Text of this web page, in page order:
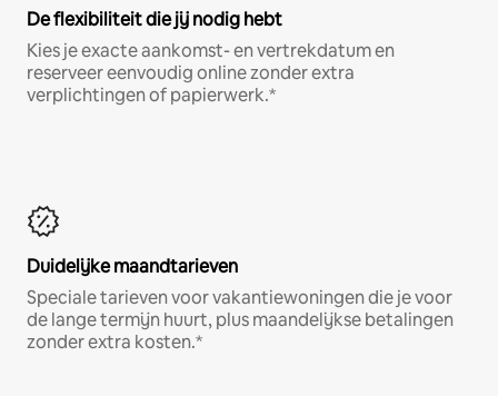
De flexibiliteit die jij nodig hebt
Kies je exacte aankomst- en vertrekdatum en
reserveer eenvoudig online zonder extra
verplichtingen of papierwerk.*
Duidelijke maandtarieven
Speciale tarieven voor vakantiewoningen die je voor
de lange termijn huurt, plus maandelijkse betalingen
zonder extra kosten.*